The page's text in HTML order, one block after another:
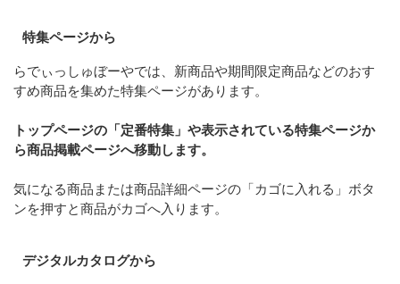
特集ページから
らでぃっしゅぼーやでは、新商品や期間限定商品などのおす
すめ商品を集めた特集ページがあります。
トップページの「定番特集」や表示されている特集ページか
ら商品掲載ページへ移動します。
気になる商品または商品詳細ページの「カゴに入れる」ボタ
ンを押すと商品がカゴへ入ります。
デジタルカタログから